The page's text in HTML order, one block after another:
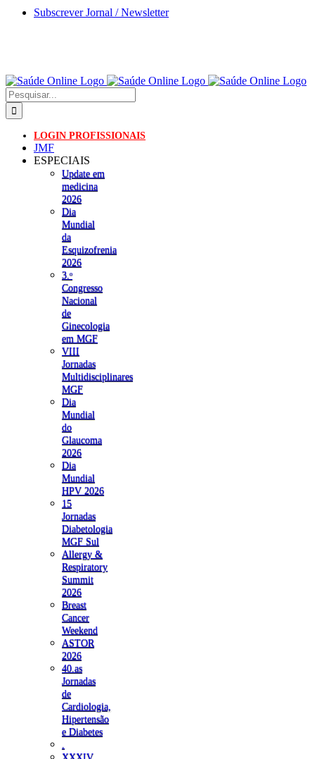
Skip
Subscrever Jornal / Newsletter
Pesquisar
LOGIN PROFISSIONAIS
JMF
ESPECIAIS
Update em
medicina
2026
Dia
Mundial
da
Esquizofrenia
2026
3.ᵒ
Congresso
Nacional
de
Ginecologia
em MGF
VIII
Jornadas
Multidisciplinares
MGF
Dia
Mundial
do
Glaucoma
2026
Dia
Mundial
HPV 2026
15
Jornadas
Diabetologia
MGF Sul
Allergy &
Respiratory
Summit
2026
Breast
Cancer
Weekend
ASTOR
2026
40.as
Jornadas
de
Cardiologia,
Hipertensão
e Diabetes